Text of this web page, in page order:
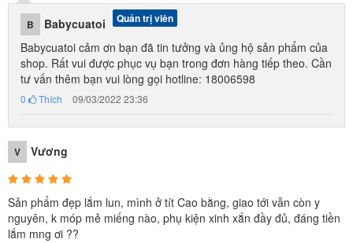
B Babycuatoi Quản trị viên
Babycuatoi cảm ơn bạn đã tin tưởng và ủng hộ sản phẩm của
shop. Rất vui được phục vụ bạn trong đơn hàng tiếp theo. Cần
tư vấn thêm bạn vui lòng gọi hotline: 18006598
0 Thích 09/03/2022 23:36
V Vương
Sản phẩm đẹp lắm lun, mình ở tít Cao bằng, giao tới vẫn còn y
nguyên, k móp mẻ miếng nào, phụ kiện xinh xắn đầy đủ, đáng tiền
lắm mng ơi ??